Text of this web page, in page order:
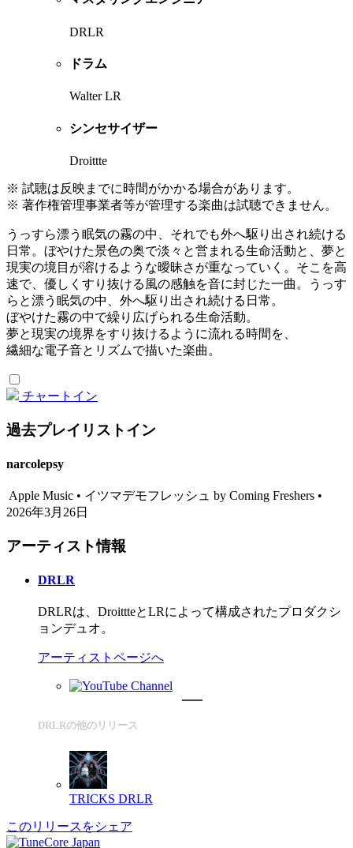
DRLR
ドラム
Walter LR
シンセサイザー
Droittte
※ 試聴は反映までに時間がかかる場合があります。
※ 著作権管理事業者等が管理する楽曲は試聴できません。
うっすら漂う眠気の霧の中、それでも外へ駆り出され続ける
日常。ぼやけた景色の奥で淡々と営まれる生命活動と、夢と
現実の境目が溶けるような曖昧さが重なっていく。そこを高
速で、優しくすり抜ける風の感触を音に封じた一曲。うっす
らと漂う眠気の中、外へ駆り出され続ける日常。
ぼやけた霧の中で繰り広げられる生命活動。
夢と現実の境界をすり抜けるように流れる時間を、
繊細な電子音とリズムで描いた楽曲。
チャートイン
過去プレイリストイン
narcolepsy
Apple Music • イツマデモフレッシュ by Coming Freshers •
2026年3月26日
アーティスト情報
DRLR
DRLRは、DroittteとLRによって構成されたプロダクシ
ョンデュオ。
アーティストページへ
DRLRの他のリリース
TRICKS DRLR
このリリースをシェア